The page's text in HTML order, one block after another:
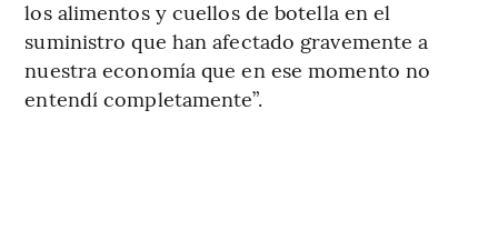
los alimentos y cuellos de botella en el
suministro que han afectado gravemente a
nuestra economía que en ese momento no
entendí completamente”.